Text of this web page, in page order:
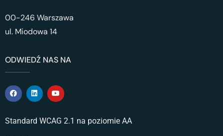
00-246 Warszawa
ul. Miodowa 14
ODWIEDŹ NAS NA
Standard WCAG 2.1 na poziomie AA